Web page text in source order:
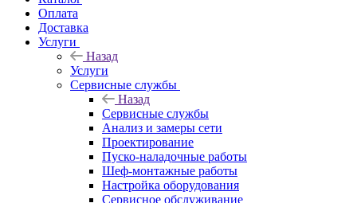
Оплата
Доставка
Услуги
Назад
Услуги
Сервисные службы
Назад
Сервисные службы
Анализ и замеры сети
Проектирование
Пуско-наладочные работы
Шеф-монтажные работы
Настройка оборудования
Сервисное обслуживание